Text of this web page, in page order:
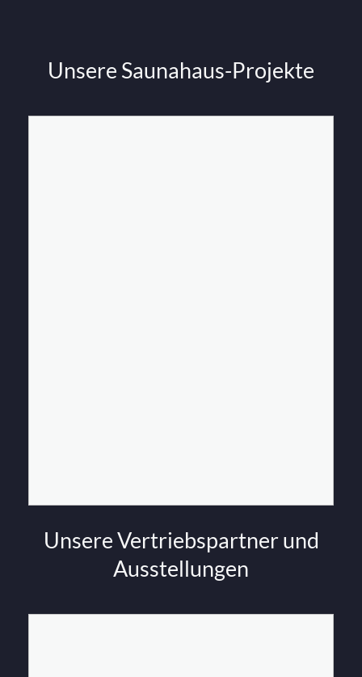
Unsere Saunahaus-Projekte
Unsere Vertriebspartner und
Ausstellungen